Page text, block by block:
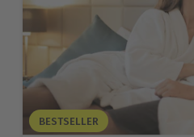
BESTSELLER